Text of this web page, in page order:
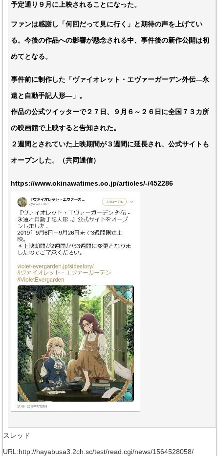
予定通り９月に上映されることになった。
ファンは感謝し「何回だって見に行く」と期待の声を上げてい
る。今後の作品への影響が懸念される中、事件後の新作公開は初
めてとなる。
事件前に制作した「ヴァイオレット・エヴァーガーデン外伝―永
遠と自動手記人形―」。
作品の公式ツイッターで２７日、９月６～２６日に全国７３カ所
の映画館で上映すると告知された。
２週間とされていた上映期間が３週間に延長され、公式サイトも
オープンした。（共同通信）
https://www.okinawatimes.co.jp/articles/-/452286
スレッド
URL:http://hayabusa3.2ch.sc/test/read.cgi/news/1564528058/